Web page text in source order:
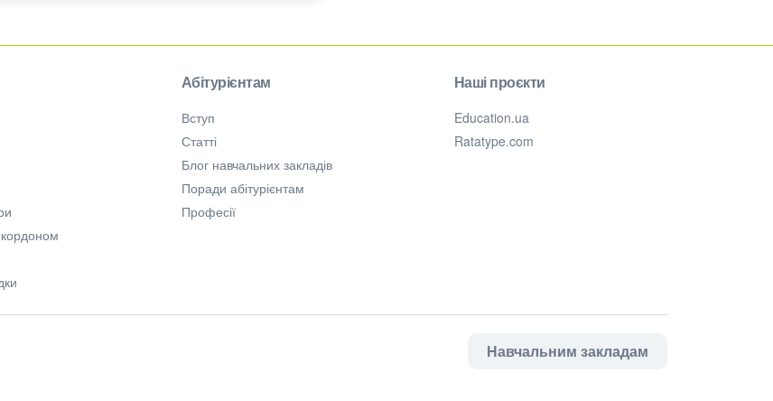
Абітурієнтам
Вступ
Статті
Блог навчальних закладів
Поради абітурієнтам
Професії
Наші проєкти
Education.ua
Ratatype.com
Навчальним закладам